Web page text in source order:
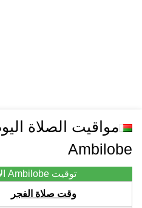
مواقيت الصلاة
Ambilobe
توقيت Ambilobe الان
وقت صلاة الفجر